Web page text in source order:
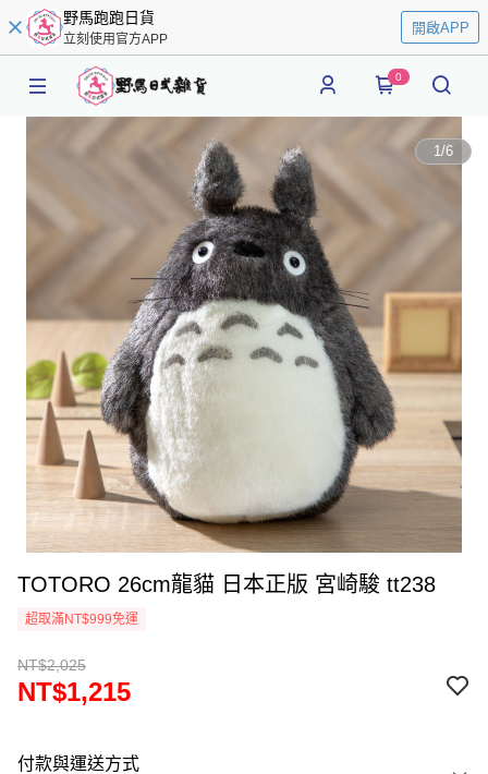
野馬跑跑日貨
立刻使用官方APP
開啟APP
0
1/6
TOTORO 26cm龍貓 日本正版 宮崎駿 tt238
超取滿NT$999免運
NT$2,025
NT$1,215
付款與運送方式